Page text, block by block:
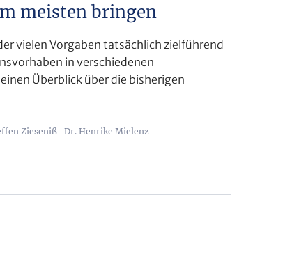
meisten bringen
vielen Vorgaben tatsächlich zielführend
in verschiedenen
Überblick über die bisherigen
Zieseniß Dr. Henrike Mielenz